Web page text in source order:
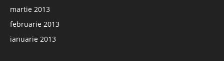
martie 2013
februarie 2013
ianuarie 2013